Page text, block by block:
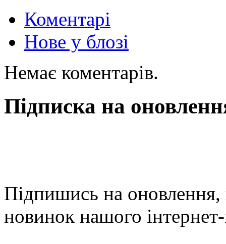
Коментарі
Нове у блозі
Немає коментарів.
Підписка на
Підпишись на оновлення,
новинок нашого